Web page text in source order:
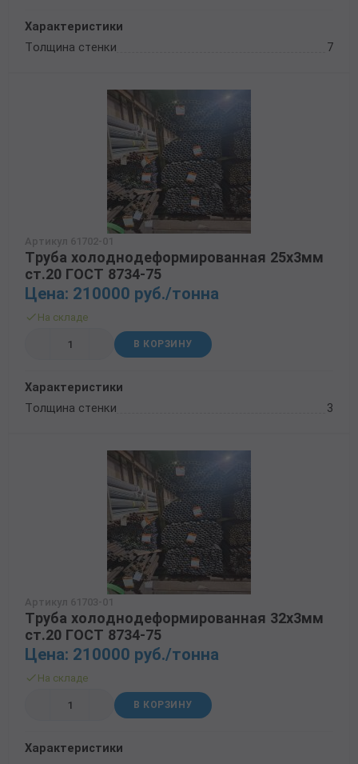
Характеристики
Толщина стенки
7
Артикул 61702-01
Труба холоднодеформированная 25х3мм
ст.20 ГОСТ 8734-75
Цена: 210000 руб./тонна
На складе
В КОРЗИНУ
Характеристики
Толщина стенки
3
Артикул 61703-01
Труба холоднодеформированная 32х3мм
ст.20 ГОСТ 8734-75
Цена: 210000 руб./тонна
На складе
В КОРЗИНУ
Характеристики